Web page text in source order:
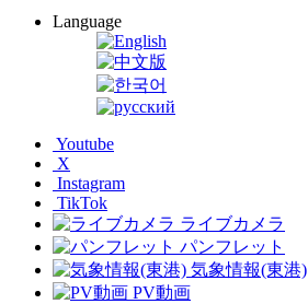
Language
Youtube
X
Instagram
TikTok
ライブカメラ
パンフレット
気象情報(東港)
PV動画